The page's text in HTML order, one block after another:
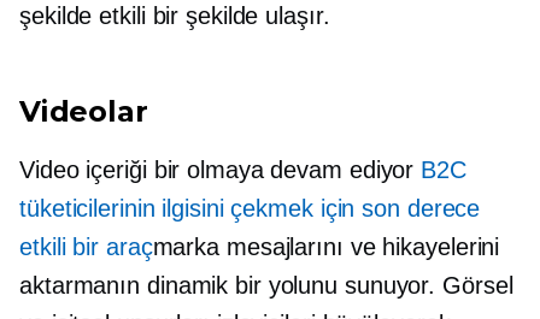
şekilde etkili bir şekilde ulaşır.
Videolar
Video içeriği bir olmaya devam ediyor B2C
tüketicilerinin ilgisini çekmek için son derece
etkili bir araçmarka mesajlarını ve hikayelerini
aktarmanın dinamik bir yolunu sunuyor. Görsel